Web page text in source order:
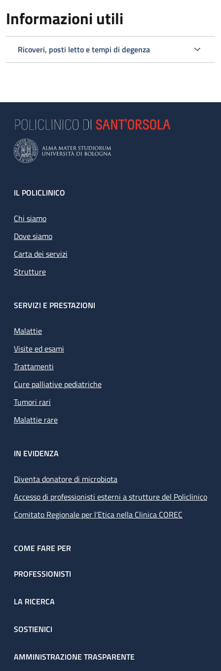
Informazioni utili
Ricoveri, posti letto e tempi di degenza
Footer
IL POLICLINICO
Chi siamo
Dove siamo
Carta dei servizi
Strutture
SERVIZI E PRESTAZIONI
Malattie
Visite ed esami
Trattamenti
Cure palliative pediatriche
Tumori rari
Malattie rare
IN EVIDENZA
Diventa donatore di microbiota
Accesso di professionisti esterni a strutture del Policlinico
Comitato Regionale per l’Etica nella Clinica COREC
COME FARE PER
PROFESSIONISTI
LA RICERCA
SOSTIENICI
AMMINISTRAZIONE TRASPARENTE